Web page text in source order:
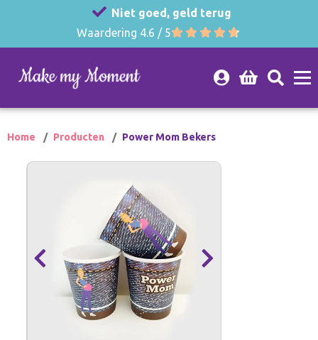
Niet goed, geld terug
Waardering 4.6 / 5
Home Producten Power Mom Bekers